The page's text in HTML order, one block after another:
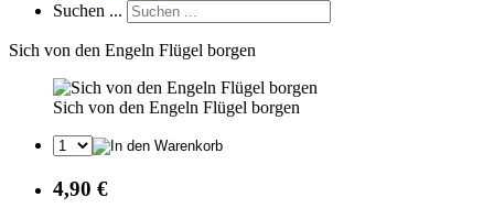
Suchen ...
Sich von den Engeln Flügel borgen
Sich von den Engeln Flügel borgen
4,90 €